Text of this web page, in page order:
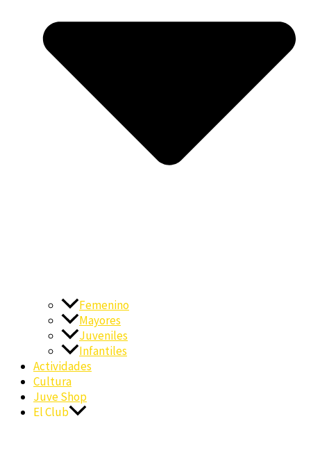
Femenino
Mayores
Juveniles
Infantiles
Actividades
Cultura
Juve Shop
El Club